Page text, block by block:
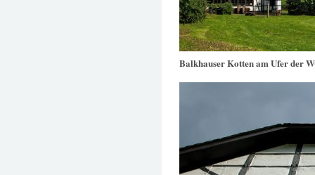
Balkhauser Kotten am Ufer der